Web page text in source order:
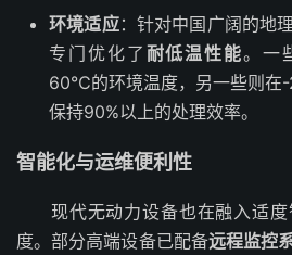
环境适应：针对中国广阔的地
专门优化了 耐低温性能。一
60℃的环境温度，另一些则
保持90%以上的处理效率。
智能化与运维便利性
现代无动力设备也在融入适
度。部分高端设备已配备远程监控